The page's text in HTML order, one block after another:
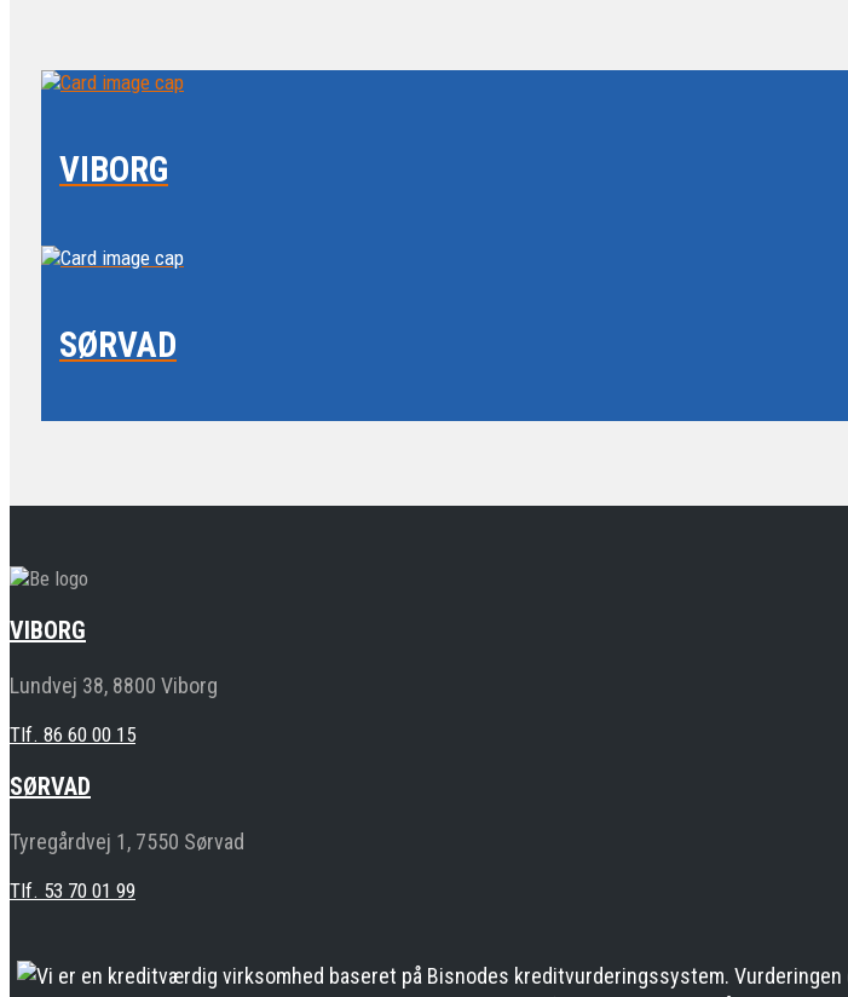
VIBORG
SØRVAD
VIBORG
Lundvej 38, 8800 Viborg
Tlf. 86 60 00 15
SØRVAD
Tyregårdvej 1, 7550 Sørvad
Tlf. 53 70 01 99